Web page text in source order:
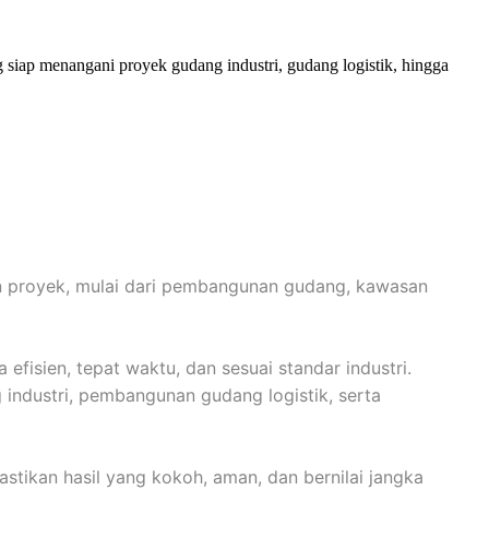
menangani proyek gudang industri, gudang logistik, hingga
mulai dari pembangunan gudang, kawasan
tepat waktu, dan sesuai standar industri.
pembangunan gudang logistik, serta
hasil yang kokoh, aman, dan bernilai jangka